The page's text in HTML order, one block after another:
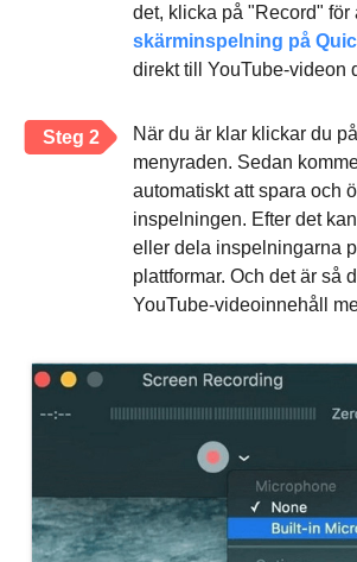
det, klicka på "Record" för
skärminspelning på
direkt till YouTube-videon
Steg 2
När du är klar klickar du
menyraden. Sedan
automatiskt att spara och
inspelningen. Efter det
eller dela inspelningarna
plattformar. Och det är så
YouTube-videoinnehåll